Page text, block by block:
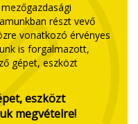
részt vevő
vonatkozó érvényes
is forgalmazott,
gépet, eszközt
eszközt
megvételre!